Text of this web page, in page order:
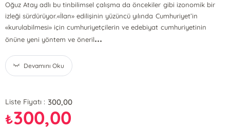
Oğuz Atay adlı bu tinbilimsel çalışma da öncekiler gibi izonomik bir
izleği sürdürüyor.«İlan» edilişinin yüzüncü yılında Cumhuriyet’in
«kurulabilmesi» için cumhuriyetçilerin ve edebiyat cumhuriyetinin
önüne yeni yöntem ve öneril...
Devamını Oku
Liste Fiyatı : 300,00
₺300,00